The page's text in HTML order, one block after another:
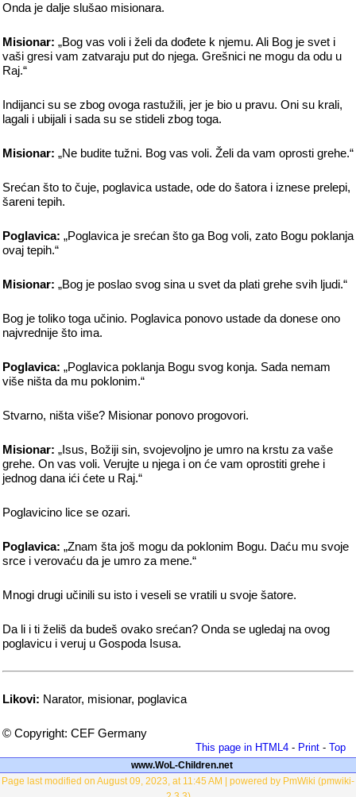
Onda je dalje slušao misionara.
Misionar: „Bog vas voli i želi da dođete k njemu. Ali Bog je svet i
vaši gresi vam zatvaraju put do njega. Grešnici ne mogu da odu u
Raj.“
Indijanci su se zbog ovoga rastužili, jer je bio u pravu. Oni su krali,
lagali i ubijali i sada su se stideli zbog toga.
Misionar: „Ne budite tužni. Bog vas voli. Želi da vam oprosti grehe.“
Srećan što to čuje, poglavica ustade, ode do šatora i iznese prelepi,
šareni tepih.
Poglavica: „Poglavica je srećan što ga Bog voli, zato Bogu poklanja
ovaj tepih.“
Misionar: „Bog je poslao svog sina u svet da plati grehe svih ljudi.“
Bog je toliko toga učinio. Poglavica ponovo ustade da donese ono
najvrednije što ima.
Poglavica: „Poglavica poklanja Bogu svog konja. Sada nemam
više ništa da mu poklonim.“
Stvarno, ništa više? Misionar ponovo progovori.
Misionar: „Isus, Božiji sin, svojevoljno je umro na krstu za vaše
grehe. On vas voli. Verujte u njega i on će vam oprostiti grehe i
jednog dana ići ćete u Raj.“
Poglavicino lice se ozari.
Poglavica: „Znam šta još mogu da poklonim Bogu. Daću mu svoje
srce i verovaću da je umro za mene.“
Mnogi drugi učinili su isto i veseli se vratili u svoje šatore.
Da li i ti želiš da budeš ovako srećan? Onda se ugledaj na ovog
poglavicu i veruj u Gospoda Isusa.
Likovi: Narator, misionar, poglavica
© Copyright: CEF Germany
This page in HTML4 - Print - Top
www.WoL-Children.net
Page last modified on August 09, 2023, at 11:45 AM | powered by PmWiki (pmwiki-